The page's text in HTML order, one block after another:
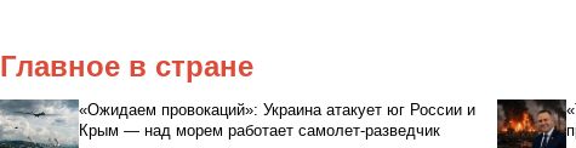
Главное в стране
«Ожидаем провокаций»: Украина атакует юг России и
Крым — над морем работает самолет-разведчик